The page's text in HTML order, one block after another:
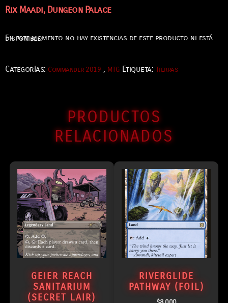
Rix Maadi, Dungeon Palace
En este momento no hay existencias de este producto ni está disponible.
Categorías: Commander 2019 , MTG Etiqueta: Tierras
PRODUCTOS
RELACIONADOS
GEIER REACH
SANITARIUM
(SECRET LAIR)
RIVERGLIDE
PATHWAY (FOIL)